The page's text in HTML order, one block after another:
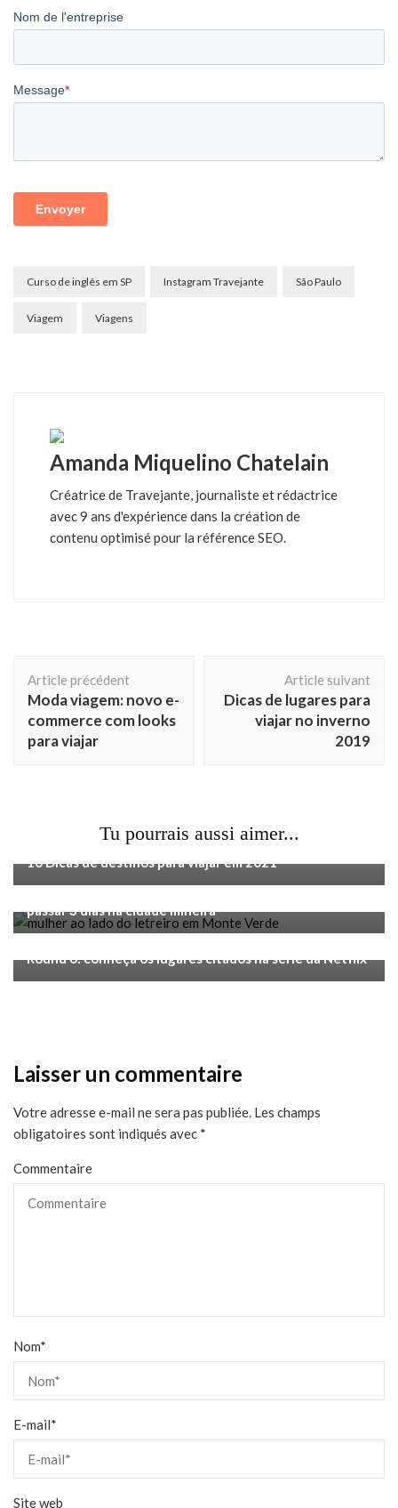
Curso de inglês em SP Instagram Travejante São Paulo
Viagem Viagens
Amanda Miquelino Chatelain
Créatrice de Travejante, journaliste et rédactrice
avec 9 ans d'expérience dans la création de
contenu optimisé pour la référence SEO.
d'article
Article précédent
Moda viagem: novo e-
commerce com looks
para viajar
Article suivant
Dicas de lugares para
viajar no inverno
2019
Tu pourrais aussi aimer...
10 Dicas de destinos para viajar em 2021
passar 3 dias na cidade mineira
Round 6: conheça os lugares citados na série da Netflix
Laisser un commentaire
Votre adresse e-mail ne sera pas publiée. Les champs
obligatoires sont indiqués avec *
Commentaire
Nom*
E-mail*
Site web